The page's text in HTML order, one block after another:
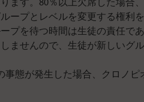
ます。80％以上欠席した場合
ープとレベルを変更する権利
プを待つ時間は生徒の責任で
せんので、生徒が新しいグ
態が発生した場合、クロノ